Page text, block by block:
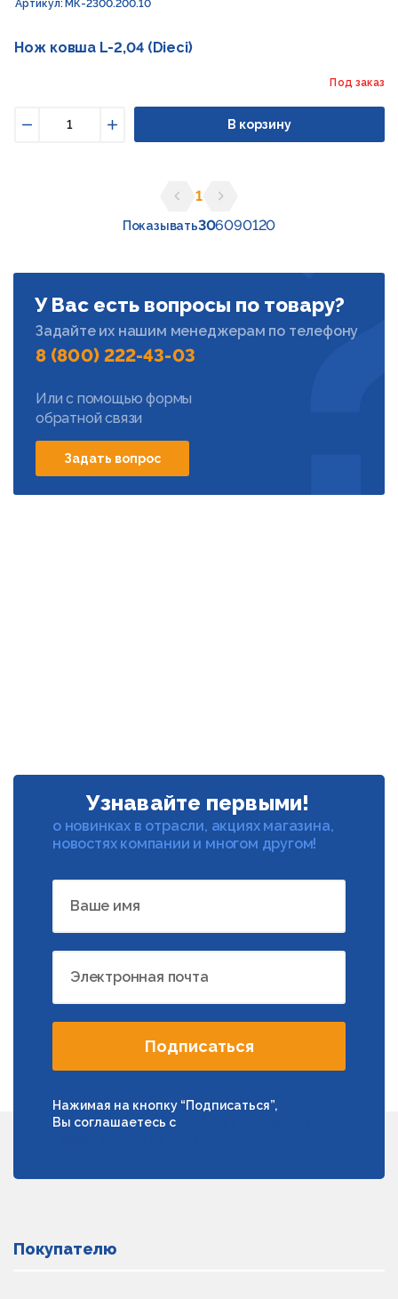
Артикул: МК-2300.200.10
Нож ковша L-2,04 (Dieci)
Под заказ
Увеличить
В корзину
Предыдущая страница
1
Следующая страница
Показывать306090120
У Вас есть вопросы по товару?
Задайте их нашим менеджерам по телефону
8 (800) 222-43-03
Или с помощью формы
обратной связи
Задать вопрос
Узнавайте первыми!
о новинках в отрасли, акциях магазина,
новостях компании и многом другом!
Ваше имя
Электронная почта
Подписаться
Нажимая на кнопку “Подписаться”,
Вы соглашаетесь с
Покупателю